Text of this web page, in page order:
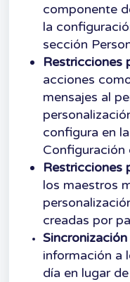
componente
la
sección
Restricciones
acciones
mensajes al
configura en
Configuración
Restricciones
los maestros
creadas por
información a
día en lugar